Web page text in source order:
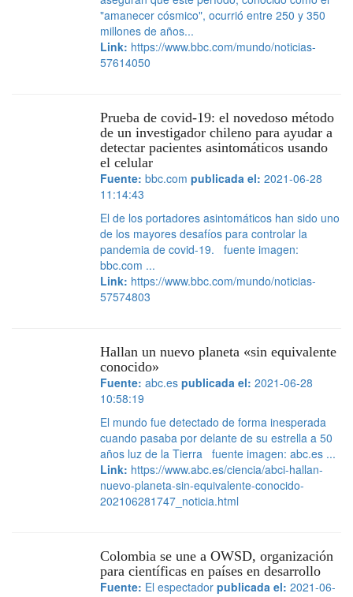
"amanecer cósmico", ocurrió entre 250 y 350
millones de años...
Link: https://www.bbc.com/mundo/noticias-
57614050
Prueba de covid-19: el novedoso método
de un investigador chileno para ayudar a
detectar pacientes asintomáticos usando
el celular
Fuente: bbc.com publicada el: 2021-06-28
11:14:43
El de los portadores asintomáticos han sido uno
de los mayores desafíos para controlar la
pandemia de covid-19. fuente imagen:
bbc.com ...
Link: https://www.bbc.com/mundo/noticias-
57574803
Hallan un nuevo planeta «sin equivalente
conocido»
Fuente: abc.es publicada el: 2021-06-28
10:58:19
El mundo fue detectado de forma inesperada
cuando pasaba por delante de su estrella a 50
años luz de la Tierra fuente imagen: abc.es ...
Link: https://www.abc.es/ciencia/abci-hallan-
nuevo-planeta-sin-equivalente-conocido-
202106281747_noticia.html
Colombia se une a OWSD, organización
para científicas en países en desarrollo
Fuente: El espectador publicada el: 2021-06-